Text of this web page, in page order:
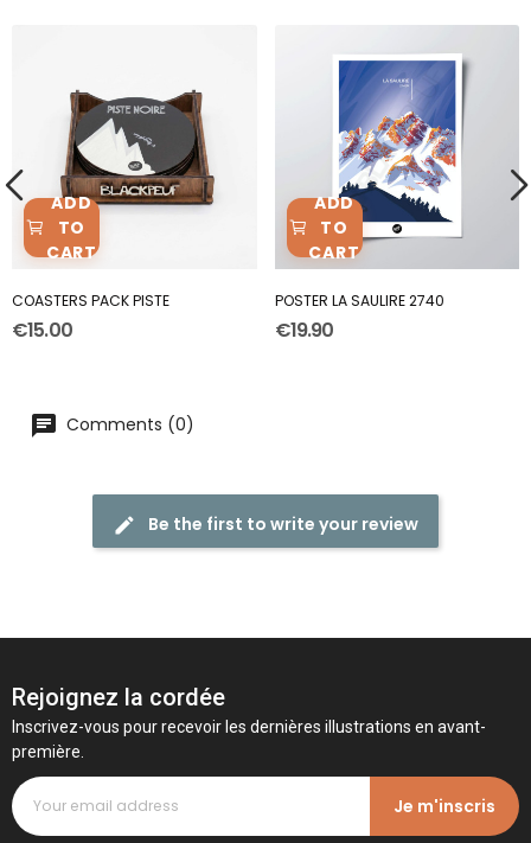
ADD
TO
CART
COASTERS PACK PISTE
€15.00
ADD
TO
CART
POSTER LA SAULIRE 2740
€19.90
Comments (0)
Be the first to write your review
Rejoignez la cordée
Inscrivez-vous pour recevoir les dernières illustrations en avant-
première.
Je m'inscris